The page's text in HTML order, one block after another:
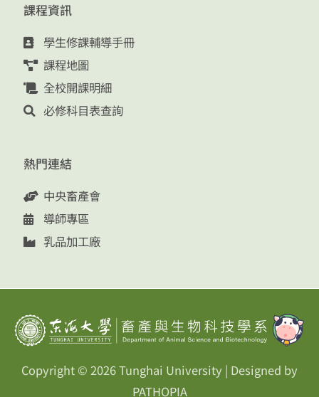
課程資訊
學生修課輔導手冊
課程地圖
全校開課明細
必修科目表查詢
熱門連結
中央畜產會
導師專區
乳品加工廠
Copyright © 2026Tunghai University | Designed by
PATHOPIA